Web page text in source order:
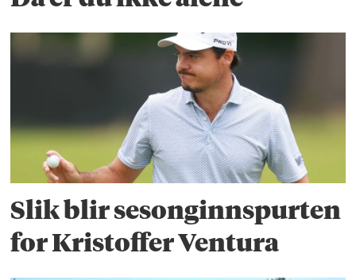
Slik blir sesonginnspurten
for Kristoffer Ventura